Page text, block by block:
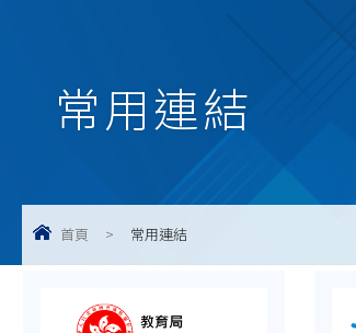
常用連結
首頁 > 常用連結